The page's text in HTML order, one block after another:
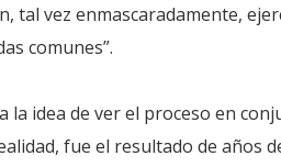
tal vez enmascaradamente,
comunes”.
idea de ver el proceso en
fue el resultado de años